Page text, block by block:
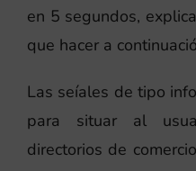
en 5 segundos,
que hacer a
Las seíales de tipo
para situar al
directorios de